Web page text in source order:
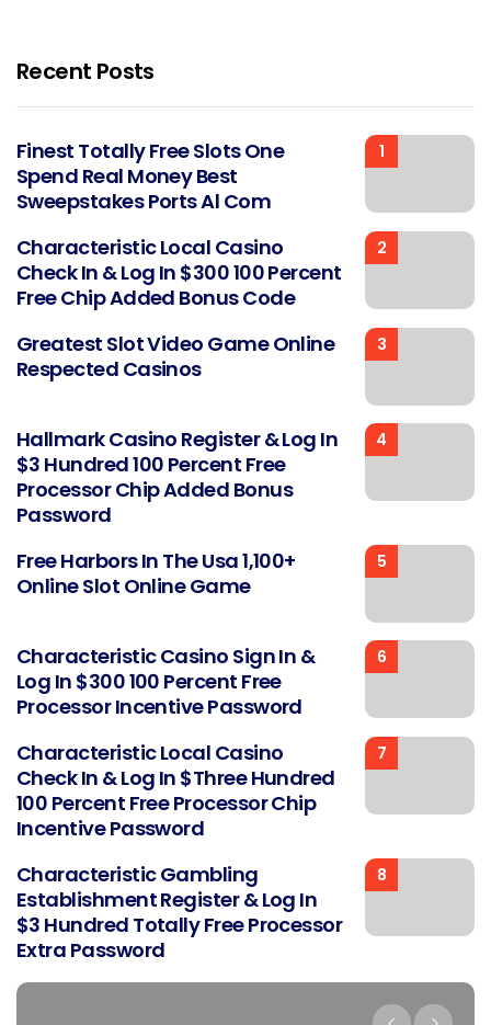
Recent Posts
1
Finest Totally Free Slots One
Spend Real Money Best
Sweepstakes Ports Al Com
2
Characteristic Local Casino
Check In & Log In $300 100 Percent
Free Chip Added Bonus Code
3
Greatest Slot Video Game Online
Respected Casinos
4
Hallmark Casino Register & Log In
$3 Hundred 100 Percent Free
Processor Chip Added Bonus
Password
5
Free Harbors In The Usa 1,100+
Online Slot Online Game
6
Characteristic Casino Sign In &
Log In $300 100 Percent Free
Processor Incentive Password
7
Characteristic Local Casino
Check In & Log In $three Hundred
100 Percent Free Processor Chip
Incentive Password
8
Characteristic Gambling
Establishment Register & Log In
$3 Hundred Totally Free Processor
Extra Password